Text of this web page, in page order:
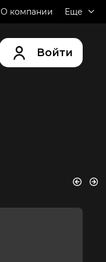
О компании Еще
Войти